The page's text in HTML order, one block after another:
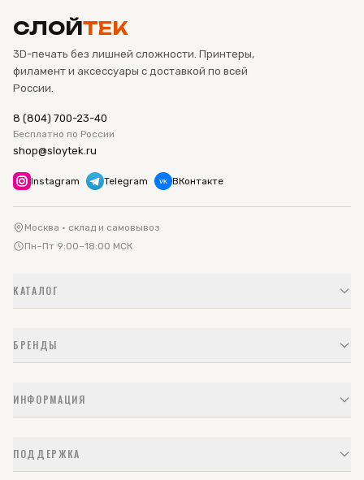
СЛОЙТЕК
3D-печать без лишней сложности. Принтеры,
филамент и аксессуары с доставкой по всей
России.
8 (804) 700-23-40
Бесплатно по России
shop@sloytek.ru
Instagram Telegram VK ВКонтакте
Москва · склад и самовывоз
Пн–Пт 9:00–18:00 МСК
КАТАЛОГ
БРЕНДЫ
ИНФОРМАЦИЯ
ПОДДЕРЖКА